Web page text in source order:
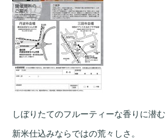
しぼりたてのフルーティーな香りに潜む
新米仕込みならではの荒々しさ。